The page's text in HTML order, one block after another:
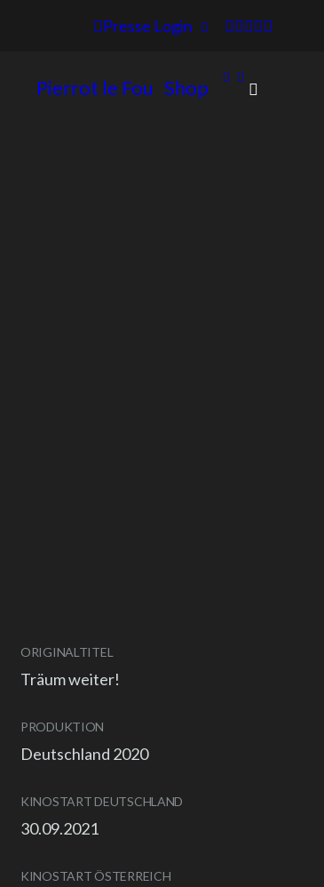
Presse Login
Pierrot le Fou Shop
ORIGINALTITEL
Träum weiter!
PRODUKTION
Deutschland 2020
KINOSTART DEUTSCHLAND
30.09.2021
KINOSTART ÖSTERREICH